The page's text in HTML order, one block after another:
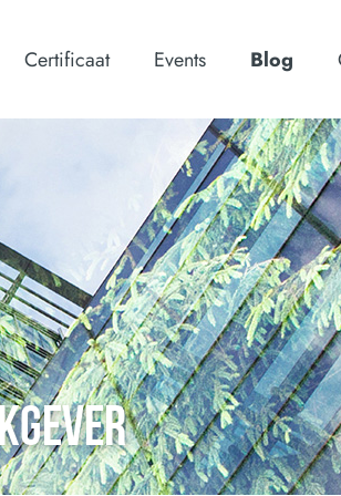
Certificaat Events Blog